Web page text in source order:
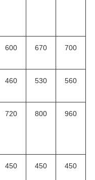
600 670 700
460 530 560
720 800 960
450 450 450